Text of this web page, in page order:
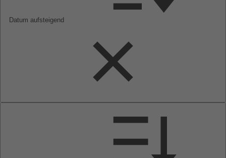
Datum aufsteigend